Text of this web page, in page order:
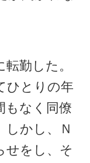
勤した。
ひとりの年
もなく同僚
しかし、Ｎ
せをし、そ